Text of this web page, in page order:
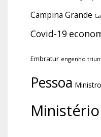
Campina Grande
Covid-19
Embratur engenho
Pessoa